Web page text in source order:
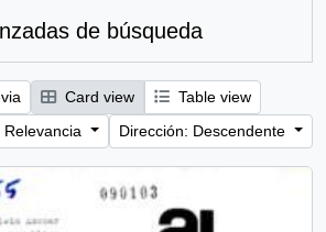
de búsqueda
Card view
Table view
Dirección: Descendente